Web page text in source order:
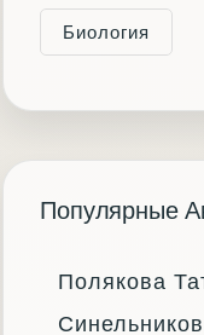
Биология
Популярные
Полякова